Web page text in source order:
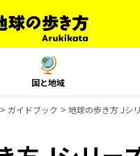
国と地域
ガイドブック 地球の歩き方 Jシ